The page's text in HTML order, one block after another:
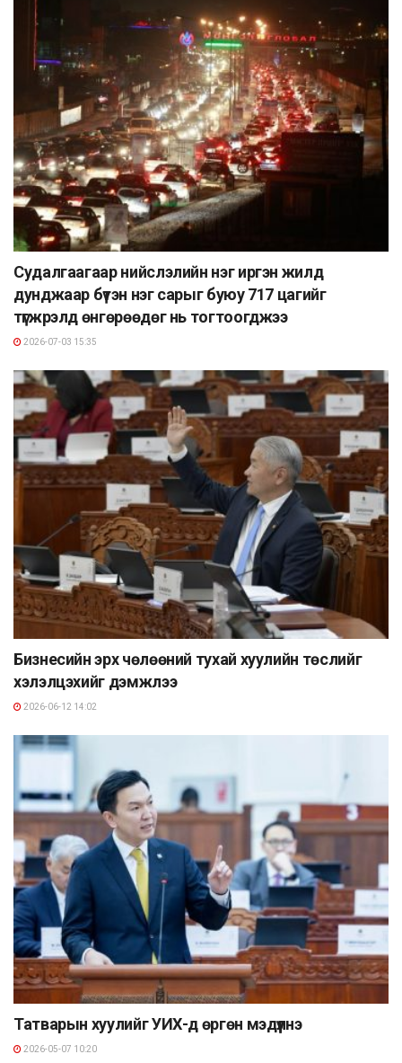
Судалгаагаар нийслэлийн нэг иргэн жилд
дунджаар бүтэн нэг сарыг буюу 717 цагийг
түгжрэлд өнгөрөөдөг нь тогтоогджээ
2026-07-03 15:35
Бизнесийн эрх чөлөөний тухай хуулийн төслийг
хэлэлцэхийг дэмжлээ
2026-06-12 14:02
Татварын хуулийг УИХ-д өргөн мэдүүлнэ
2026-05-07 10:20